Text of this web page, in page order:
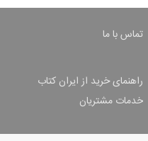
تماس با ما
راهنمای خرید از ایران کتاب
ثبت سفارش
شرایط ارسال سفارش
شیوه پرداخت
تخفیف‌های خرید
خدمات مشتریان